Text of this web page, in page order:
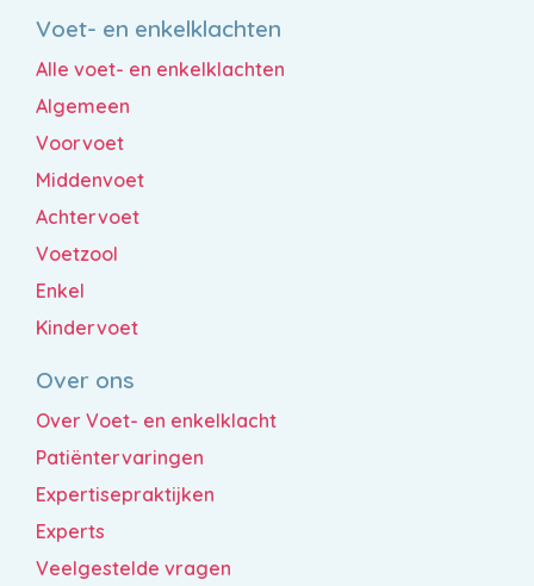
Voet- en enkelklachten
Alle voet- en enkelklachten
Algemeen
Voorvoet
Middenvoet
Achtervoet
Voetzool
Enkel
Kindervoet
Over ons
Over Voet- en enkelklacht
Patiëntervaringen
Expertisepraktijken
Experts
Veelgestelde vragen